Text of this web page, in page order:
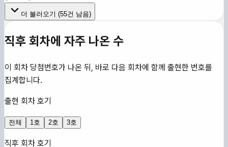
더 불러오기 (55건 남음)
직후 회차에 자주 나온 수
이 회차 당첨번호가 나온 뒤, 바로 다음 회차에 함께 출현한 번호를
집계합니다.
출현 회차 호기
전체 1호 2호 3호
직후 회차 호기